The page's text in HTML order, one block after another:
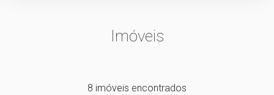
Imóveis
8 imóveis encontrados